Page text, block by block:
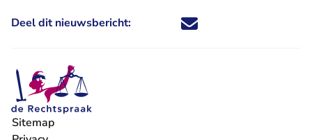
Deel dit nieuwsbericht: Deel dit nieuwsbericht via X -
Deel dit nieuwsbericht via
Deel dit nieuwsbericht
Deel dit
Sitemap